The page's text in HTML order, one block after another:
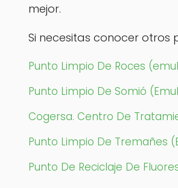
mejor.
Si necesitas conocer
Punto Limpio De Roces
Punto Limpio De Somió
Cogersa. Centro De
Punto Limpio De Tremañes
Punto De Reciclaje De